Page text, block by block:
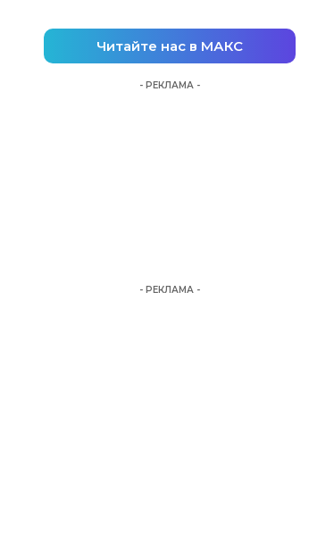
Читайте нас в МАКС
- РЕКЛАМА -
- РЕКЛАМА -